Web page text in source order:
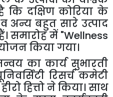
कि दक्षिण कोरिया के
व अन्य बहुत सारे उत्पाद
समारोहमें "Wellness
कियागया।
का कार्य सुभारती
रिसर्च कमेटी
हीरोहित्तोनेकिया। साथ